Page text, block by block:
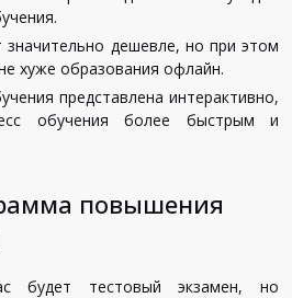
значительно дешевле, но при этом
хуже образования офлайн.
представлена интерактивно,
обучения более быстрым и
повышения
будет тестовый экзамен, но